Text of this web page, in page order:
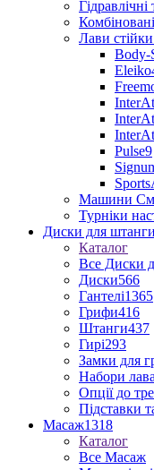
Лави
Body-
Eleiko
Pulse9
Машини
Турніки
Диски для
Каталог
Все Диски
Диски566
Гантелі1365
Грифи416
Штанги437
Гирі293
Замки для
Набори
Опції до
Підставки
Масаж1318
Каталог
Все Масаж